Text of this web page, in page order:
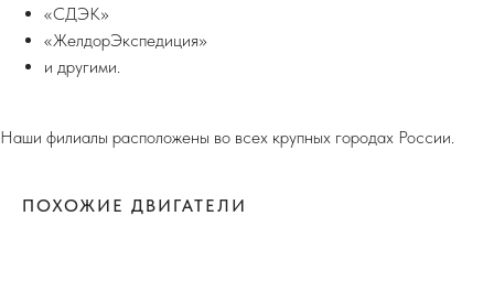
«СДЭК»
«ЖелдорЭкспедиция»
и другими.
Наши филиалы расположены во всех крупных городах России.
ПОХОЖИЕ ДВИГАТЕЛИ